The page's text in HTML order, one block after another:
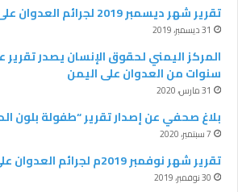
و
ك
ر
و
ب
تقرير شهر ديسمبر 2019 لجرائم العدوان على اليمن
31 ديسمبر، 2019
المركز اليمني لحقوق الإنسان يصدر
سنوات من العدوان على اليمن
31 مارس، 2020
بلاغ صحفي عن إصدار تقرير “طفولة بلون
7 سبتمبر، 2020
‫تقرير شهر نوفمبر 2019م لجرائم العدوان على اليمن
30 نوفمبر، 2019